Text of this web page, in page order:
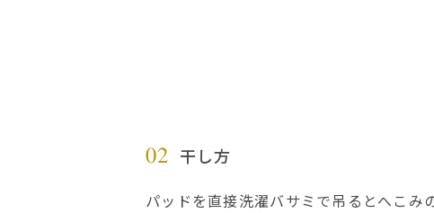
02 干し方
パッドを直接洗濯バサミで吊るとへこみ